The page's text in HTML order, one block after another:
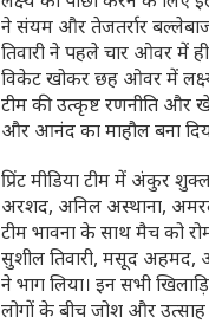
ने संयम और तेजतर्रार
तिवारी ने पहले चार ओवर में
विकेट खोकर छह ओवर में
टीम की उत्कृष्ट रणनीति और
और आनंद का माहौल बना
प्रिंट मीडिया टीम में अंकुर
अरशद, अनिल अस्थाना,
टीम भावना के साथ मैच को
सुशील तिवारी, मसूद
ने भाग लिया। इन सभी
लोगों के बीच जोश और उत्साह